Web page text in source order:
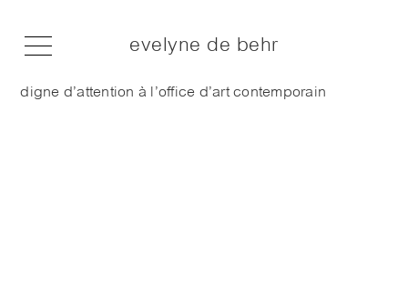
evelyne de behr
digne d’attention à l’office d’art contemporain